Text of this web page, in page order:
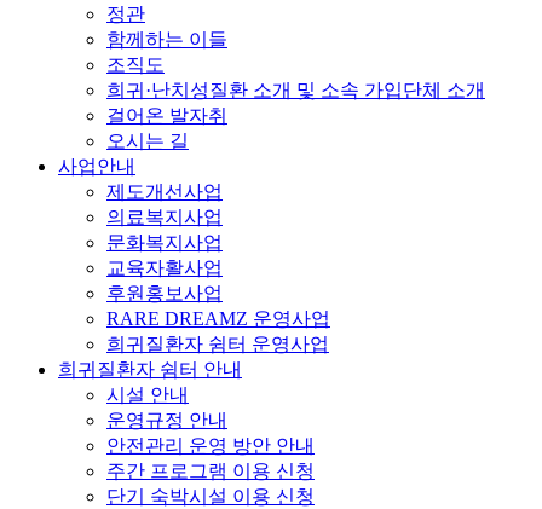
정관
함께하는 이들
조직도
희귀·난치성질환 소개 및 소속 가입단체 소개
걸어온 발자취
오시는 길
사업안내
제도개선사업
의료복지사업
문화복지사업
교육자활사업
후원홍보사업
RARE DREAMZ 운영사업
희귀질환자 쉼터 운영사업
희귀질환자 쉼터 안내
시설 안내
운영규정 안내
안전관리 운영 방안 안내
주간 프로그램 이용 신청
단기 숙박시설 이용 신청